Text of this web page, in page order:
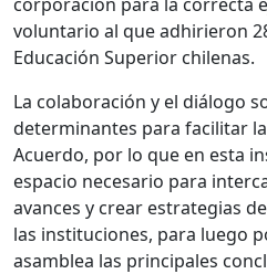
voluntario al que adhirieron
Educación Superior chilenas.
La colaboración y el diálogo
determinantes para facilitar
Acuerdo, por lo que en esta
espacio necesario para
avances y crear estrategias
las instituciones, para luego
asamblea las principales